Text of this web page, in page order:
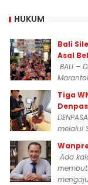
HUKUM
Bali
Asal
BALI –
Tiga
melalui
Ada